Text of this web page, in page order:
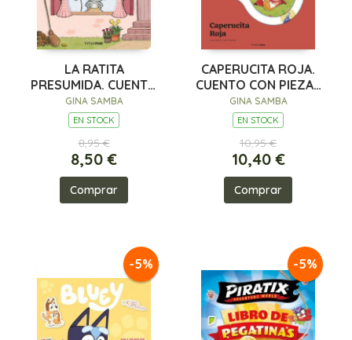
LA RATITA
PRESUMIDA. CUENTO
CON MECANISMOS
GINA SAMBA
EN STOCK
8,95 €
8,50 €
Comprar
CAPERUCITA ROJA.
CUENTO CON PIEZAS
DESLIZABLES
GINA SAMBA
EN STOCK
10,95 €
10,40 €
Comprar
-5% -5%